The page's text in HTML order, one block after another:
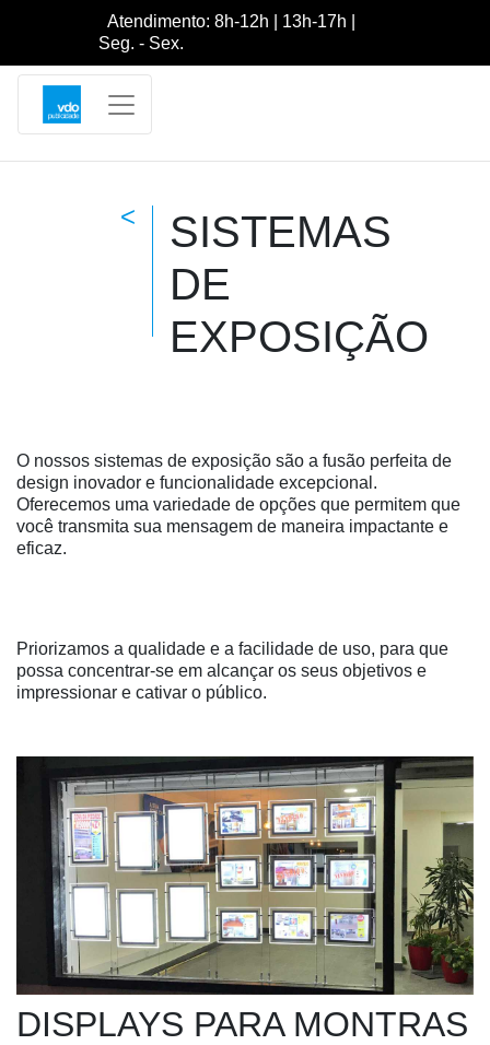
Atendimento: 8h-12h | 13h-17h |
Seg. - Sex.
<
SISTEMAS
DE
EXPOSIÇÃO
O nossos sistemas de exposição são a fusão perfeita de
design inovador e funcionalidade excepcional.
Oferecemos uma variedade de opções que permitem que
você transmita sua mensagem de maneira impactante e
eficaz.
Priorizamos a qualidade e a facilidade de uso, para que
possa concentrar-se em alcançar os seus objetivos e
impressionar e cativar o público.
DISPLAYS PARA MONTRAS